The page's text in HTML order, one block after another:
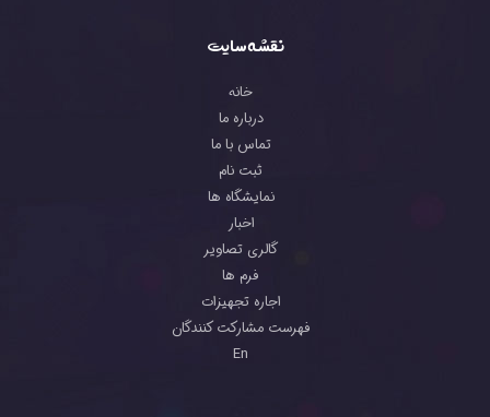
نقشه سایت
خانه
درباره ما
تماس با ما
ثبت نام
نمایشگاه ها
اخبار
گالری تصاویر
فرم ها
اجاره تجهیزات
فهرست مشارکت کنندگان
En